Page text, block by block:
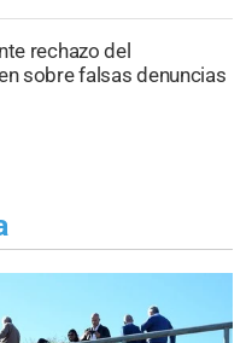
rechazo del
sobre falsas denuncias